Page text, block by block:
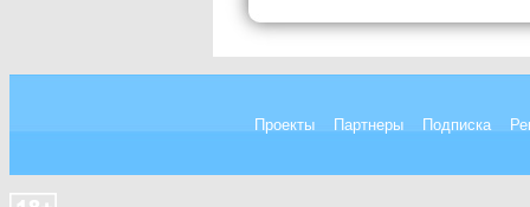
Проекты Партнеры Подписка